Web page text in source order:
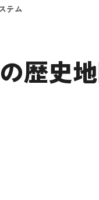
テム
歴史